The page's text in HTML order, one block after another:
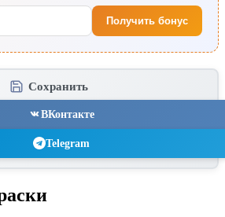
Получить бонус
Сохранить
ВКонтакте
Telegram